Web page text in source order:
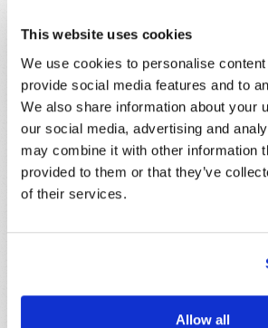
This website uses cookies
We use cookies to personalise
provide social media features and to
We also share information about your
our social media, advertising and
may combine it with other information
provided to them or that they’ve
of their services.
Allow all
de muchas de las penas que algunos
de la escuela han tenido que
¿Sus hijos le agradecerán por sus
cuando sean adultos?
Si desea recibir una copia gratuita de
¿Por qué es tan difícil criar hijos?
escriba, llame o pídalo en línea, hoy